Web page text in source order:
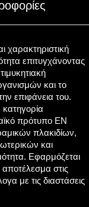
χαρακτηριστική
επιτυγχάνοντας
και το
επιφάνεια του.
κατηγορία
πρότυπο EN
πλακιδίων,
και
Εφαρμόζεται
στις
με τις διαστάσεις